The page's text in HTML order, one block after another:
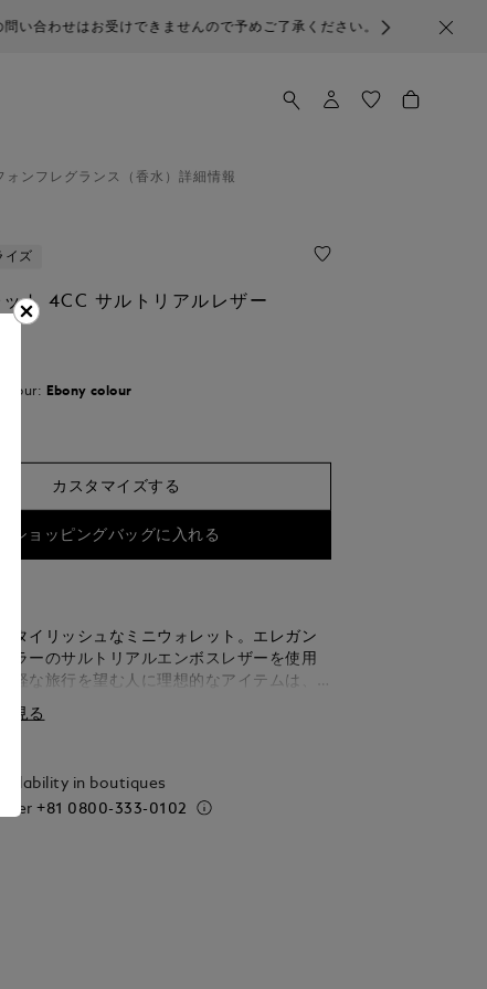
予めご了承ください。
ォン フレグランス（香水） 詳細情報
イズ
ット 4CC サルトリアルレザー
Colour: Ebony colour
カスタマイズする
ショッピングバッグに入れる
タイリッシュなミニウォレット。エレガン
ラーのサルトリアルエンボスレザーを使用
軽な旅行を望む人に理想的なアイテムは、
エットを開けると、クレジットカード用ス
幣用コンパートメント1つ、アディショナル
備え、すべての必需品を簡単に取り出せる洗
ルで持ち運ぶことができます。
見る
in boutiques
+81 0800-333-0102